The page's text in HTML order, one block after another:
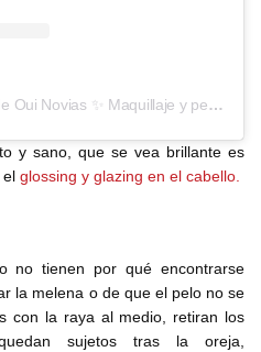
Una publicación compartida de Oui Novias ✨ Maquillaje y peluqueria para novias (@oui_novias)
y sano, que se vea brillante es
glossing y glazing en el cabello.
no tienen por qué encontrarse
la melena o de que el pelo no se
con la raya al medio, retiran los
sujetos tras la oreja,